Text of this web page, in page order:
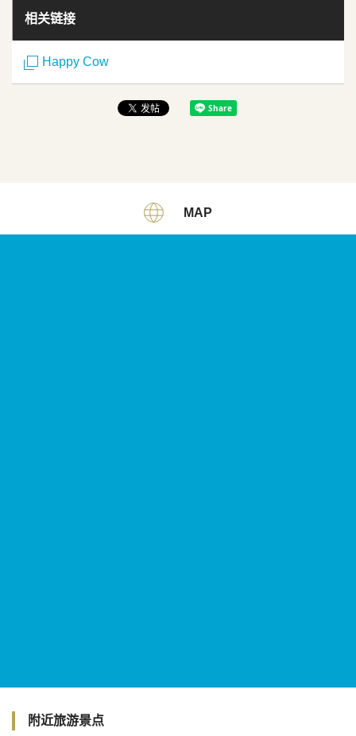
相关链接
Happy Cow
MAP
附近旅游景点